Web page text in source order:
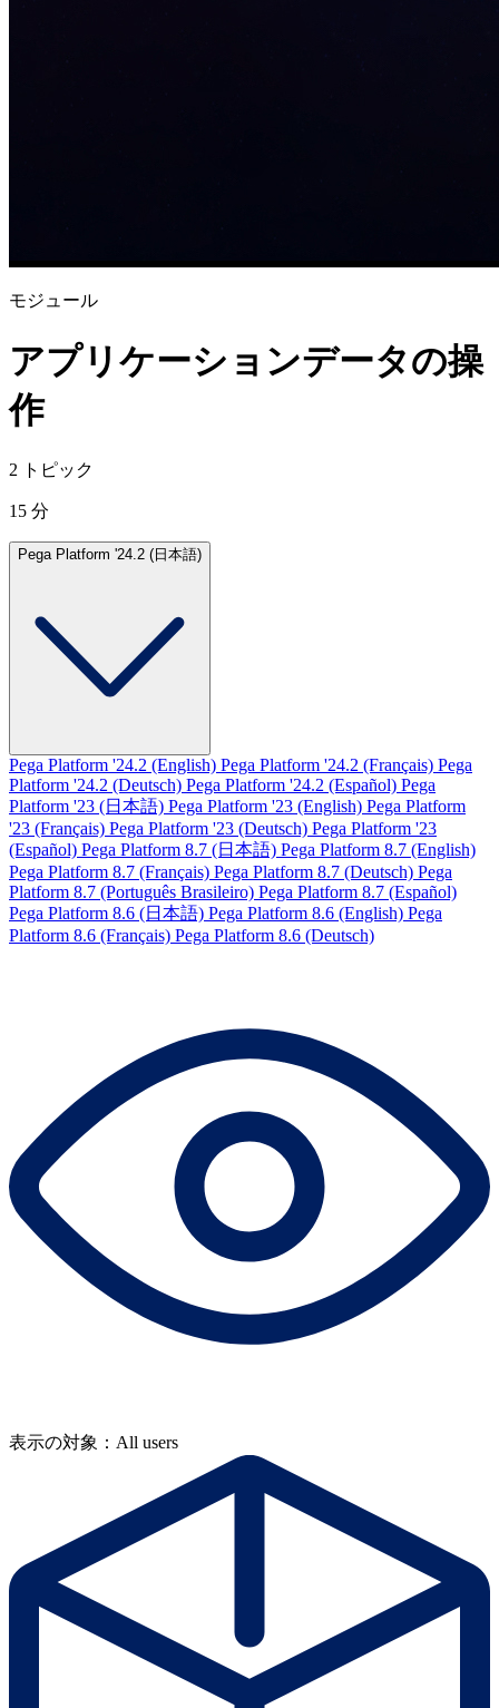
モジュール
アプリケーションデータの操
作
2 トピック
15 分
Pega Platform '24.2 (日本語)
Pega Platform '24.2 (English) Pega Platform '24.2 (Français) Pega
Platform '24.2 (Deutsch) Pega Platform '24.2 (Español) Pega
Platform '23 (日本語) Pega Platform '23 (English) Pega Platform
'23 (Français) Pega Platform '23 (Deutsch) Pega Platform '23
(Español) Pega Platform 8.7 (日本語) Pega Platform 8.7 (English)
Pega Platform 8.7 (Français) Pega Platform 8.7 (Deutsch) Pega
Platform 8.7 (Português Brasileiro) Pega Platform 8.7 (Español)
Pega Platform 8.6 (日本語) Pega Platform 8.6 (English) Pega
Platform 8.6 (Français) Pega Platform 8.6 (Deutsch)
表示の対象：All users